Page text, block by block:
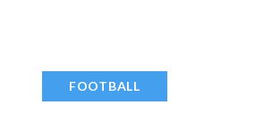
FOOTBALL